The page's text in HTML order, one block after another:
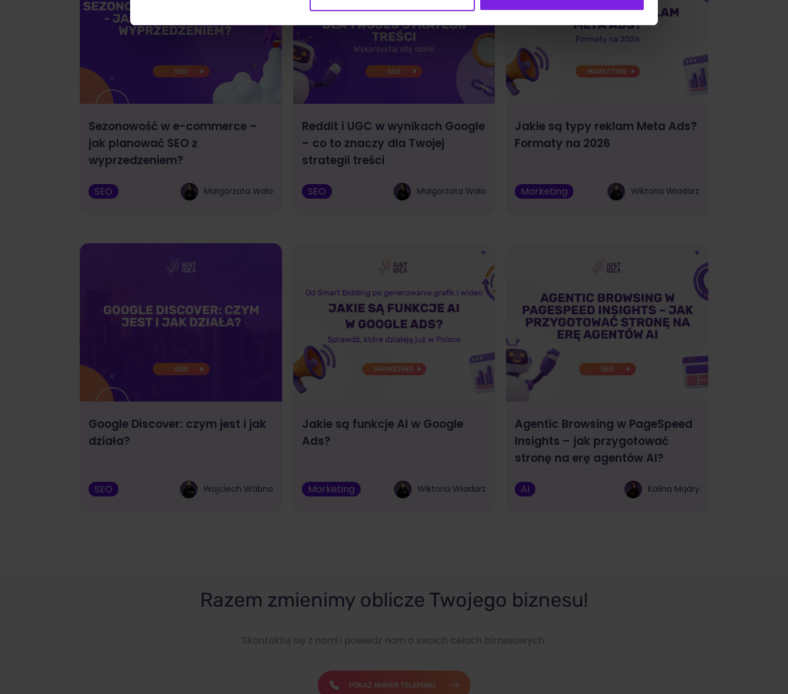
Sezonowość w e-commerce –
jak planować SEO z
wyprzedzeniem?
SEO Małgorzata Walo
Reddit i UGC w wynikach Google
– co to znaczy dla Twojej
strategii treści
SEO Małgorzata Walo
Jakie są typy reklam Meta Ads?
Formaty na 2026
Marketing Wiktoria Władarz
Google Discover: czym jest i jak
działa?
SEO Wojciech Wabno
Jakie są funkcje AI w Google
Ads?
Marketing Wiktoria Władarz
Agentic Browsing w PageSpeed
Insights – jak przygotować
stronę na erę agentów AI?
AI Kalina Mądry
Razem zmienimy oblicze Twojego biznesu!
Skontaktuj się z nami i powiedz nam o swoich celach biznesowych.
POKAŻ NUMER TELEFONU